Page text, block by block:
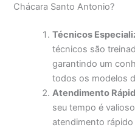
Chácara Santo Antonio?
Técnicos
técnicos são
garantindo um
todos os modelos
Atendimento
seu tempo é
atendimento